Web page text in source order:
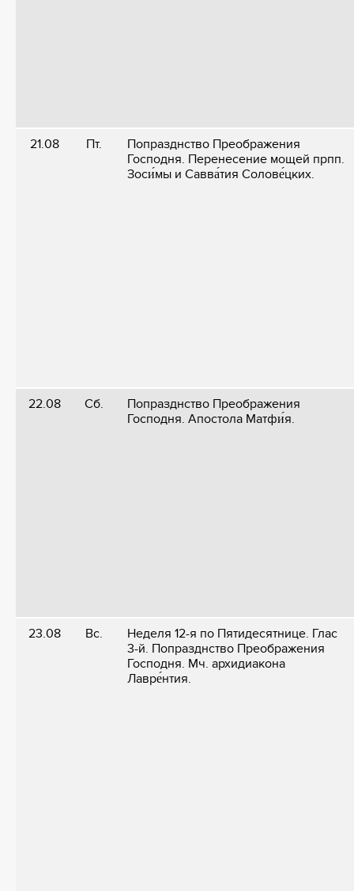
21.08 Пт.
Попразднство Преображения
Господня. Перенесение мощей прпп.
Зоси́мы и Савва́тия Солове́цких.
22.08 Сб.
Попразднство Преображения
Господня. Апостола Матфи́я.
23.08 Вс.
Неделя 12-я по Пятидесятнице. Глас
3-й. Попразднство Преображения
Господня. Мч. архидиакона
Лавре́нтия.